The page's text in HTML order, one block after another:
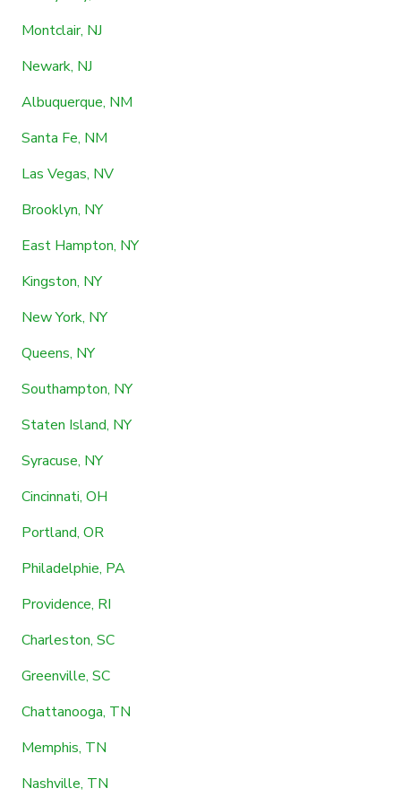
Montclair, NJ
Newark, NJ
Albuquerque, NM
Santa Fe, NM
Las Vegas, NV
Brooklyn, NY
East Hampton, NY
Kingston, NY
New York, NY
Queens, NY
Southampton, NY
Staten Island, NY
Syracuse, NY
Cincinnati, OH
Portland, OR
Philadelphie, PA
Providence, RI
Charleston, SC
Greenville, SC
Chattanooga, TN
Memphis, TN
Nashville, TN